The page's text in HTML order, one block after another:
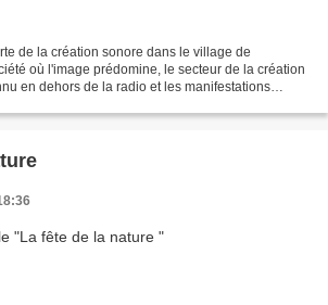
de la création sonore dans le village de
où l'image prédomine, le secteur de la création
en dehors de la radio et les manifestations